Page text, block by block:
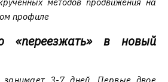
профиле
«переезжать» в новый